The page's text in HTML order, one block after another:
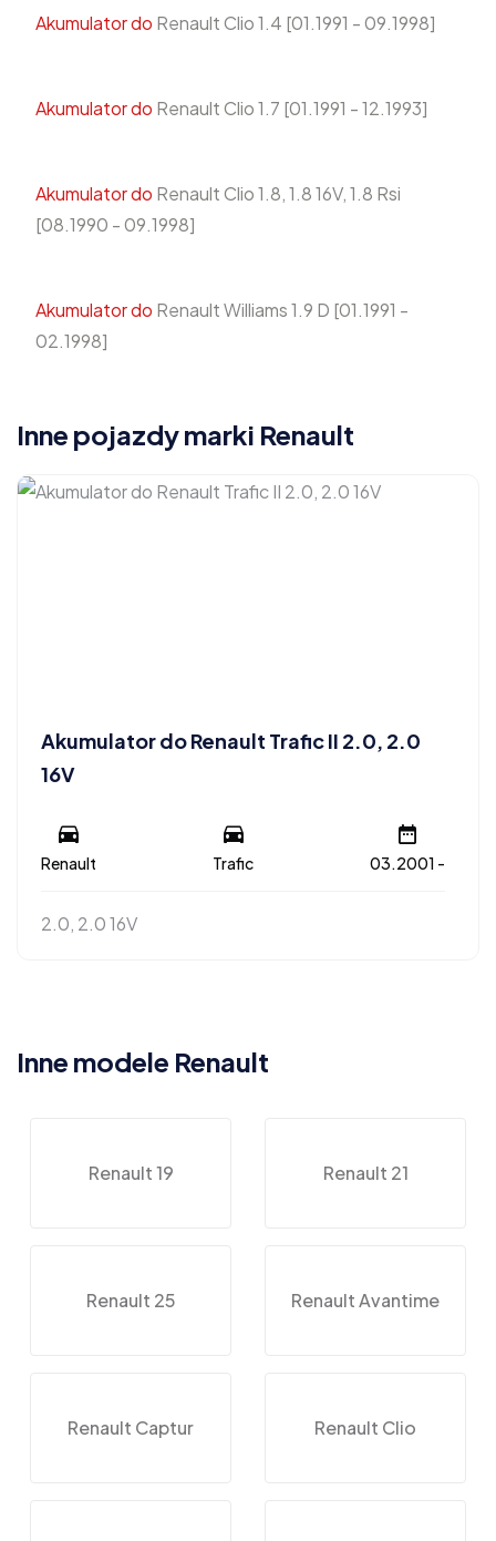
Akumulator do Renault Clio 1.4 [01.1991 - 09.1998]
Akumulator do Renault Clio 1.7 [01.1991 - 12.1993]
Akumulator do Renault Clio 1.8, 1.8 16V, 1.8 Rsi
[08.1990 - 09.1998]
Akumulator do Renault Williams 1.9 D [01.1991 -
02.1998]
Inne pojazdy marki Renault
Akumulator do Renault Trafic II 2.0, 2.0
16V
Renault Trafic 03.2001 -
2.0, 2.0 16V
Inne modele Renault
Renault 19 Renault 21
Renault 25 Renault Avantime
Renault Captur Renault Clio